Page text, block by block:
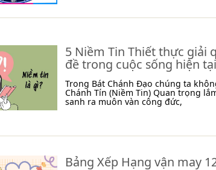
5 Niềm Tin Thiết thực giải
đề trong cuộc sống hiện tại
Trong Bát Chánh Đạo chúng ta
Chánh Tín (Niềm Tin) Quan trọng
sanh ra muôn vàn công đức,
Bảng Xếp Hạng vận may